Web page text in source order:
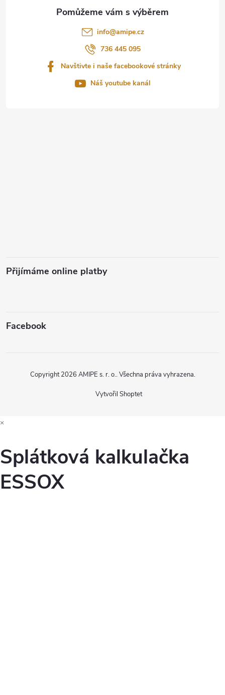
info@amipe.cz
736 445 095
Navštivte i naše facebookové stránky
Náš youtube kanál
Přijímáme online platby
Facebook
Vytvořil Shoptet
Copyright 2026 AMIPE s. r. o.. Všechna práva vyhrazena.
×
Splátková kalkulačka
ESSOX